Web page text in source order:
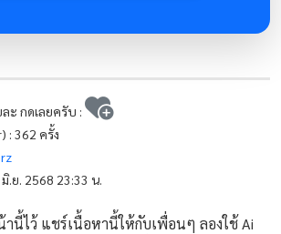
ะ กดเลยครับ :
: 362 ครั้ง
.ย. 2568 23:33 น.
นี้ไว้ แชร์เนื้อหานี้ให้กับเพื่อนๆ ลองใช้ Ai